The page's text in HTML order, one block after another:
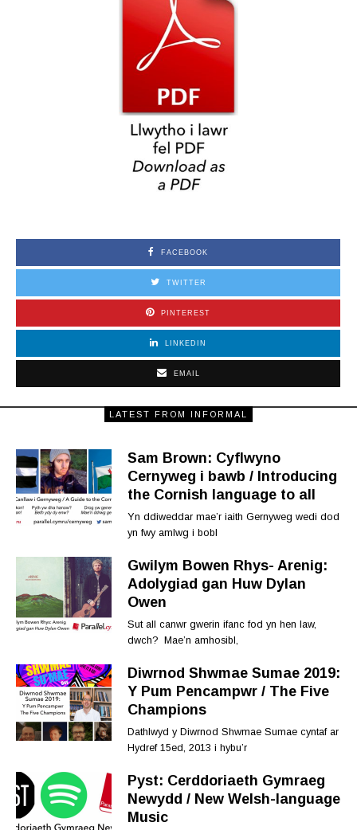
FACEBOOK
TWITTER
PINTEREST
LINKEDIN
EMAIL
LATEST FROM INFORMAL
Sam Brown: Cyflwyno
Cernyweg i bawb / Introducing
the Cornish language to all
Yn ddiweddar mae’r iaith Gernyweg wedi dod
yn fwy amlwg i bobl
Gwilym Bowen Rhys- Arenig:
Adolygiad gan Huw Dylan
Owen
Sut all canwr gwerin ifanc fod yn hen law,
dwch? Mae’n amhosibl,
Diwrnod Shwmae Sumae 2019:
Y Pum Pencampwr / The Five
Champions
Dathlwyd y Diwrnod Shwmae Sumae cyntaf ar
Hydref 15ed, 2013 i hybu’r
Pyst: Cerddoriaeth Gymraeg
Newydd / New Welsh-language
Music